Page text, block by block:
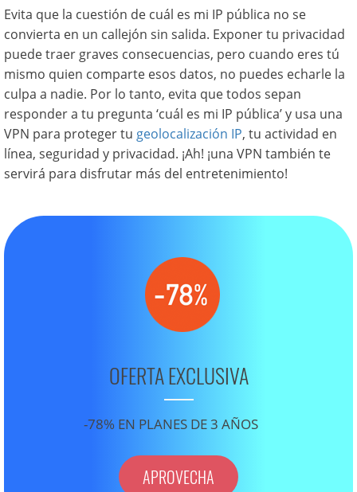
Evita que la cuestión de cuál es mi IP pública no se
convierta en un callejón sin salida. Exponer tu privacidad
puede traer graves consecuencias, pero cuando eres tú
mismo quien comparte esos datos, no puedes echarle la
culpa a nadie. Por lo tanto, evita que todos sepan
responder a tu pregunta ‘cuál es mi IP pública’ y usa una
VPN para proteger tu geolocalización IP, tu actividad en
línea, seguridad y privacidad. ¡Ah! ¡una VPN también te
servirá para disfrutar más del entretenimiento!
OFERTA EXCLUSIVA
-78% EN PLANES DE 3 AÑOS
APROVECHA